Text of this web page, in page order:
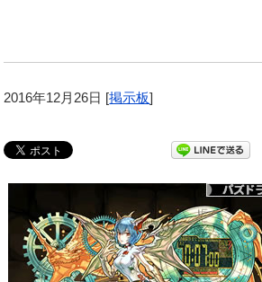
2016年12月26日 [掲示板]